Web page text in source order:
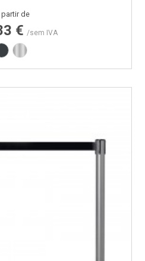
Preço
partir de
€ /sem IVA
Cinza RAL7016
Inox